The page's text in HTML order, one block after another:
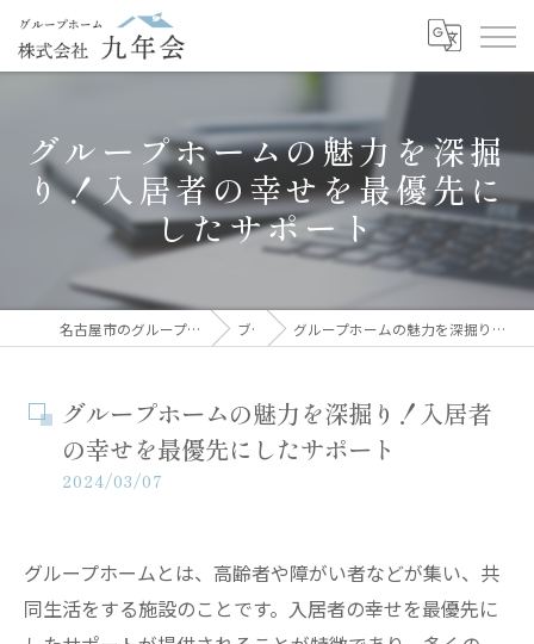
グループホームの魅力を深掘
り！入居者の幸せを最優先に
したサポート
名古屋市のグループホームなら株式会社九年会 ブログ グループホームの魅力を深掘り！入居者の幸せを最優先にしたサポート
グループホームの魅力を深掘り！入居者
の幸せを最優先にしたサポート
2024/03/07
グループホームとは、高齢者や障がい者などが集い、共
同生活をする施設のことです。入居者の幸せを最優先に